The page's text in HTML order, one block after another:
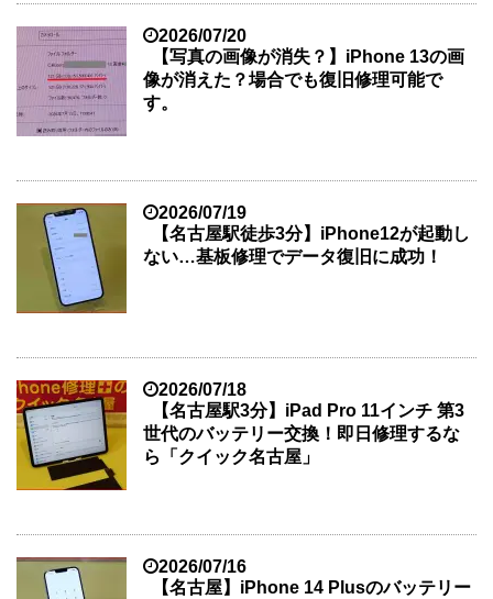
2026/07/20
【写真の画像が消失？】iPhone 13の画
像が消えた？場合でも復旧修理可能で
す。
2026/07/19
【名古屋駅徒歩3分】iPhone12が起動し
ない…基板修理でデータ復旧に成功！
2026/07/18
【名古屋駅3分】iPad Pro 11インチ 第3
世代のバッテリー交換！即日修理するな
ら「クイック名古屋」
2026/07/16
【名古屋】iPhone 14 Plusのバッテリー